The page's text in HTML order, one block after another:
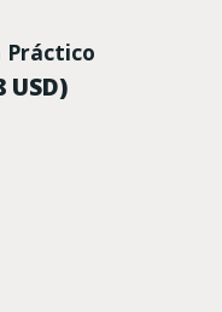
Práctico
USD)